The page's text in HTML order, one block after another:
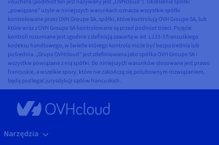
„powiązane” użyte w niniejszych warunkach oznacza wszystkie spółki
kontrolowane przez OVH Groupe SA, spółki, które kontrolują OVH Groupe SA, lub
które wraz z OVH Groupe SA kontrolowane są przed podmiot trzeci. Pojęcie
kontroli rozumiane jest zgodnie z definicją zawartą w art. L233-3 francuskiego
kodeksu handlowego, w świetle którego kontrola może być bezpośrednia lub
pośrednia. „Grupa OVHcloud” jest zdefiniowana jako spółka OVH Groupe SA i
wszystkie powiązane z nią spółki. Do niniejszych warunków stosowane jest prawo
francuskie, a wszelkie spory, które nie zakończą się polubownym rozwiązaniem,
będą podlegać jurysdykcji sądów francuskich.
Narzędzia